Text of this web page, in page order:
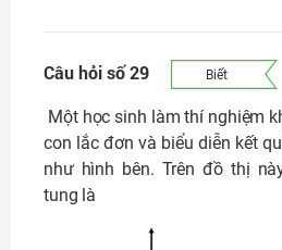
Câu hỏi số 29 Biết
Một học sinh làm thí nghiệm
con lắc đơn và biểu diễn kết
như hình bên. Trên đồ thị
tung là